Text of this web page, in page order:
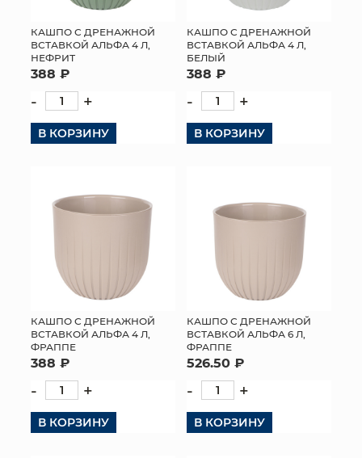
КАШПО С ДРЕНАЖНОЙ
ВСТАВКОЙ АЛЬФА 4 Л,
НЕФРИТ
388 ₽
- +
В КОРЗИНУ
КАШПО С ДРЕНАЖНОЙ
ВСТАВКОЙ АЛЬФА 4 Л,
БЕЛЫЙ
388 ₽
- +
В КОРЗИНУ
КАШПО С ДРЕНАЖНОЙ
ВСТАВКОЙ АЛЬФА 4 Л,
ФРАППЕ
388 ₽
- +
В КОРЗИНУ
КАШПО С ДРЕНАЖНОЙ
ВСТАВКОЙ АЛЬФА 6 Л,
ФРАППЕ
526.50 ₽
- +
В КОРЗИНУ